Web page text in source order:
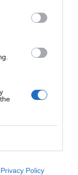
Privacy Policy